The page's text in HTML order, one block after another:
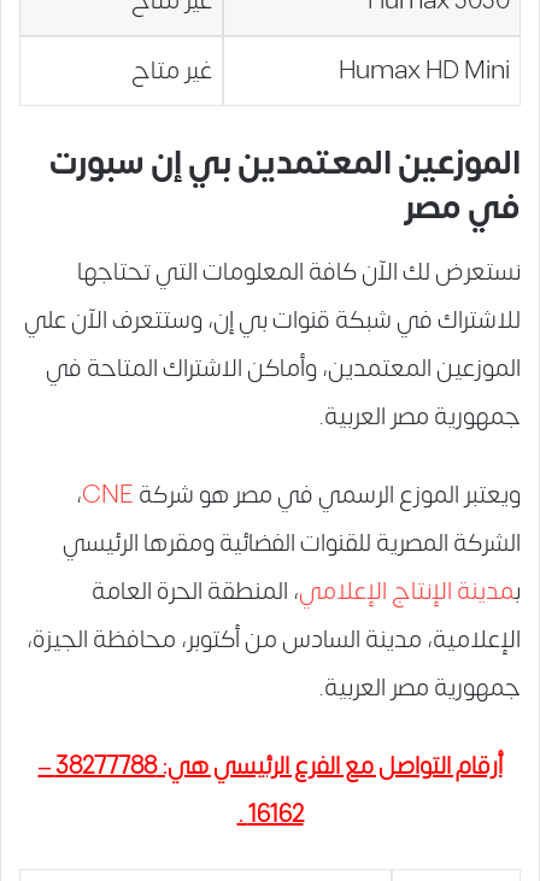
Humax HD Mini
غير متاح
الموزعين المعتمدين بي إن سبورت
في مصر
نستعرض لك الآن كافة المعلومات التي تحتاجها
للاشتراك في شبكة قنوات بي إن، وستتعرف الآن علي
الموزعين المعتمدين، وأماكن الاشتراك المتاحة في
جمهورية مصر العربية.
ويعتبر الموزع الرسمي في مصر هو شركةCNE،
الشركة المصرية للقنوات الفضائية ومقرها الرئيسي
بمدينة الإنتاج الإعلامي، المنطقة الحرة العامة
الإعلامية، مدينة السادس من أكتوبر، محافظة الجيزة،
جمهورية مصر العربية.
أرقام التواصل مع الفرع الرئيسي هي: 38277788 –
16162 .